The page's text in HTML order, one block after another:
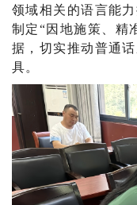
领域相关的语言能
制定“因地施策、精
据，切实推动普通
具。